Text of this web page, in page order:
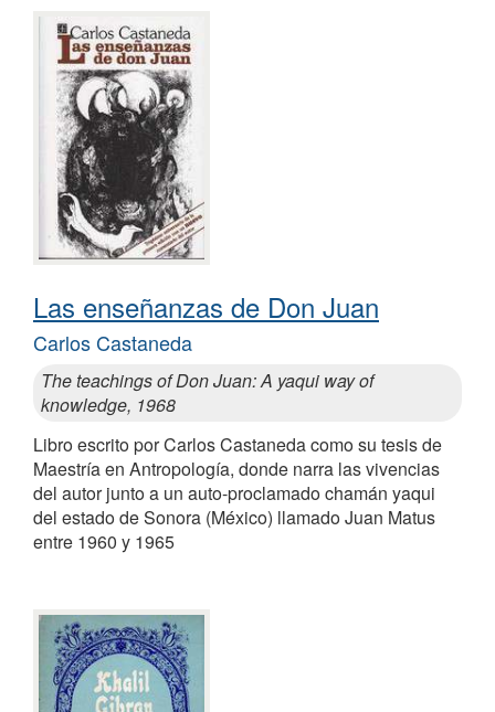
Las enseñanzas de Don Juan
Carlos Castaneda
The teachings of Don Juan: A yaqui way of
knowledge, 1968
Libro escrito por Carlos Castaneda como su tesis de
Maestría en Antropología, donde narra las vivencias
del autor junto a un auto-proclamado chamán yaqui
del estado de Sonora (México) llamado Juan Matus
entre 1960 y 1965